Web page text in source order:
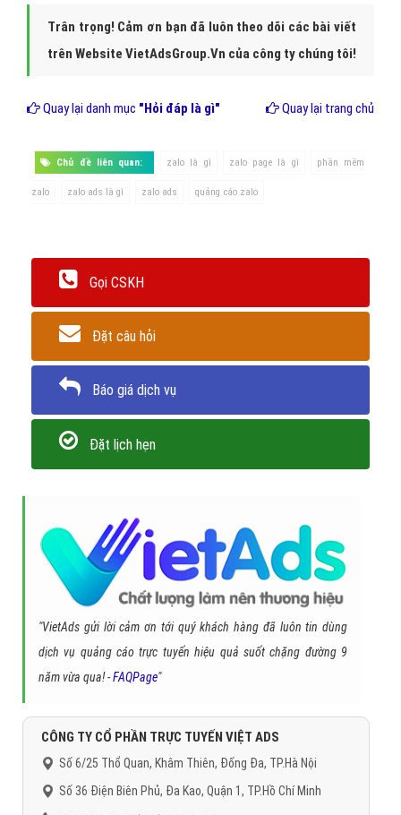
Trân trọng! Cảm ơn bạn đã luôn theo dõi các bài viết
trên Website VietAdsGroup.Vn của công ty chúng tôi!
Quay lại danh mục "Hỏi đáp là gì" Quay lại trang chủ
Chủ đề liên quan: zalo là gì zalo page là gì phần mềm
zalo zalo ads là gì zalo ads quảng cáo zalo
Gọi CSKH
Đặt câu hỏi
Báo giá dịch vụ
Đặt lịch hẹn
"VietAds gửi lời cảm ơn tới quý khách hàng đã luôn tin dùng
dịch vụ quảng cáo trực tuyến hiệu quả suốt chặng đường 9
năm vừa qua! -FAQPage"
CÔNG TY CỔ PHẦN TRỰC TUYẾN VIỆT ADS
Số 6/25 Thổ Quan, Khâm Thiên, Đống Đa, TP.Hà Nội
Số 36 Điện Biên Phủ, Đa Kao, Quận 1, TP.Hồ Chí Minh